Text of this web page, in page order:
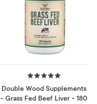
Double Wood Supplements
- Grass Fed Beef Liver - 180